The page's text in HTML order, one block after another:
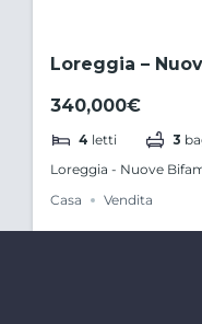
Loreggia –
340,000€
4 letti 3
Loreggia - Nuove
Casa
Vendita